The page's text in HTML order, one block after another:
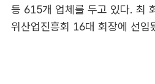
등 615개 업체를 두고 있다. 최
위산업진흥회 16대 회장에 선임